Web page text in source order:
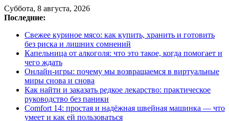
Суббота, 8 августа, 2026
Последние:
Свежее куриное мясо: как купить, хранить и готовить
без риска и лишних сомнений
Капельница от алкоголя: что это такое, когда помогает и
чего ждать
Онлайн-игры: почему мы возвращаемся в виртуальные
миры снова и снова
Как найти и заказать редкое лекарство: практическое
руководство без паники
Comfort 14: простая и надёжная швейная машинка — что
умеет и как ей пользоваться